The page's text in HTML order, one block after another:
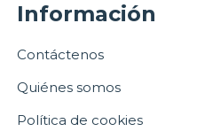
Información
Contáctenos
Quiénes somos
Política de cookies